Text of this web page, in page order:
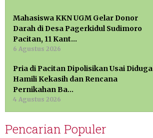
Mahasiswa KKN UGM Gelar Donor
Darah di Desa Pagerkidul Sudimoro
Pacitan, 11 Kant…
6 Agustus 2026
Pria di Pacitan Dipolisikan Usai Diduga
Hamili Kekasih dan Rencana
Pernikahan Ba…
4 Agustus 2026
Pencarian Populer